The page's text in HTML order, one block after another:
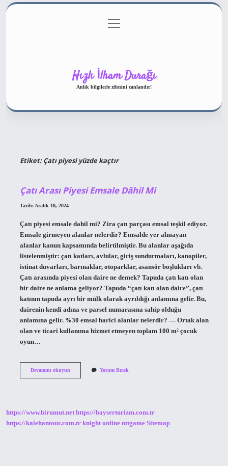
Gizlilik Politikası
menüyü
aç
Hızlı İlham Durağı
Anlık bilgilerle zihnini canlandır!
Etiket:Çatı piyesi yüzde kaçtır
Çatı Arası Piyesi Emsale Dâhil Mi
Tarih: Aralık 18, 2024
Çatı piyesi emsale dahil mi? Zira çatı parçası emsal teşkil ediyor.
Emsale girmeyen alanlar nelerdir? Emsalde yer almayan
alanlar kanun kapsamında belirtilmiştir. Bu alanlar aşağıda
listelenmiştir: çatı katları, avlular, giriş sundurmaları, kanopiler,
istinat duvarları, barınaklar, otoparklar, asansör boşlukları vb.
Çatı arasında piyesi olan daire ne demek? Tapuda çatı katı olan
bir daire ne anlama geliyor? Tapuda “çatı katı olan daire”, çatı
katının tapuda ayrı bir mülk olarak ayrıldığı anlamına gelir. Bu,
dairenin kendi adına ve parsel numarasına sahip olduğu
anlamına gelir. %30 emsal harici alanlar nelerdir? — Ortak alan
olan ve ticari kullanıma hizmet etmeyen toplam 100 m² çocuk
oyun…
Devamını okuyunÇatı
Yorum Bırak
https://www.birumut.net https://bayserturizm.com.tr
https://kalehantour.com.tr knight online nttgame Sitemap